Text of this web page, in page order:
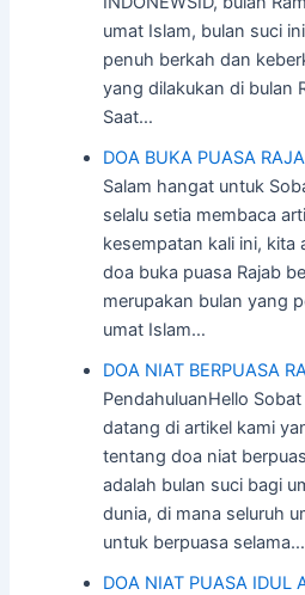
umat Islam, bulan suci
penuh berkah dan
yang dilakukan di bulan
Saat…
DOA BUKA PUASA
Salam hangat untuk
selalu setia membaca
kesempatan kali ini,
doa buka puasa Rajab
merupakan bulan yang
umat Islam…
DOA NIAT BERPUASA
PendahuluanHello
datang di artikel kami
tentang doa niat
adalah bulan suci bagi
dunia, di mana seluruh
untuk berpuasa selama…
DOA NIAT PUASA IDUL